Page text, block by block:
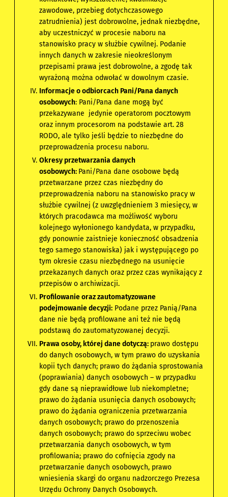
zawodowe, przebieg dotychczasowego
zatrudnienia) jest dobrowolne, jednak niezbędne,
aby uczestniczyć w procesie naboru na
stanowisko pracy w służbie cywilnej. Podanie
innych danych w zakresie nieokreślonym
przepisami prawa jest dobrowolne, a zgodę tak
wyrażoną można odwołać w dowolnym czasie.
Informacje o odbiorcach Pani/Pana danych
osobowych: Pani/Pana dane mogą być
przekazywane jedynie operatorom pocztowym
oraz innym procesorom na podstawie art. 28
RODO, ale tylko jeśli będzie to niezbędne do
przeprowadzenia procesu naboru.
Okresy przetwarzania danych
osobowych: Pani/Pana dane osobowe będą
przetwarzane przez czas niezbędny do
przeprowadzenia naboru na stanowisko pracy w
służbie cywilnej (z uwzględnieniem 3 miesięcy, w
których pracodawca ma możliwość wyboru
kolejnego wyłonionego kandydata, w przypadku,
gdy ponownie zaistnieje konieczność obsadzenia
tego samego stanowiska) jak i występującego po
tym okresie czasu niezbędnego na usunięcie
przekazanych danych oraz przez czas wynikający z
przepisów o archiwizacji.
Profilowanie oraz zautomatyzowane
podejmowanie decyzji: Podane przez Panią/Pana
dane nie będą profilowane ani też nie będą
podstawą do zautomatyzowanej decyzji.
Prawa osoby, której dane dotyczą: prawo dostępu
do danych osobowych, w tym prawo do uzyskania
kopii tych danych; prawo do żądania sprostowania
(poprawiania) danych osobowych – w przypadku
gdy dane są nieprawidłowe lub niekompletne;
prawo do żądania usunięcia danych osobowych;
prawo do żądania ograniczenia przetwarzania
danych osobowych; prawo do przenoszenia
danych osobowych; prawo do sprzeciwu wobec
przetwarzania danych osobowych, w tym
profilowania; prawo do cofnięcia zgody na
przetwarzanie danych osobowych, prawo
wniesienia skargi do organu nadzorczego Prezesa
Urzędu Ochrony Danych Osobowych.